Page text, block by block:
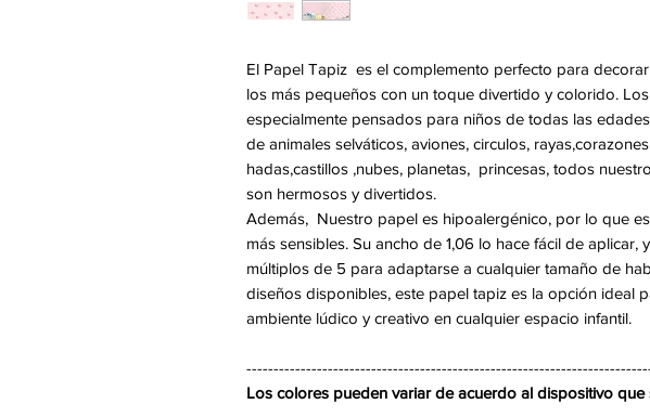
El Papel Tapiz es el complemento perfecto para
los más pequeños con un toque divertido y colorido.
especialmente pensados para niños de todas las
de animales selváticos, aviones, circulos,
hadas,castillos ,nubes, planetas, princesas, todos
son hermosos y divertidos.
Además, Nuestro papel es hipoalergénico, por lo que
más sensibles. Su ancho de 1,06 lo hace fácil de aplicar,
múltiplos de 5 para adaptarse a cualquier tamaño de
diseños disponibles, este papel tapiz es la opción ideal
ambiente lúdico y creativo en cualquier espacio infantil.
Los colores pueden variar de acuerdo al dispositivo que